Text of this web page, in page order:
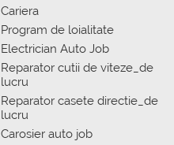
Cariera
Program de loialitate
Electrician Auto Job
Reparator cutii de viteze_de
lucru
Reparator casete directie_de
lucru
Carosier auto job